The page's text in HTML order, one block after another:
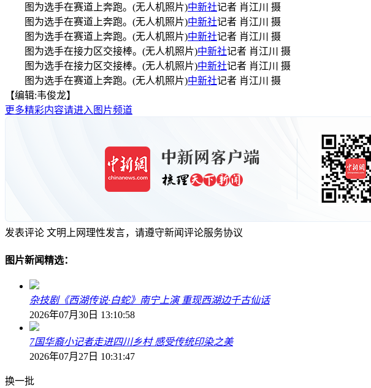
图为选手在赛道上奔跑。(无人机照片)中新社记者 肖江川 摄
图为选手在赛道上奔跑。(无人机照片)中新社记者 肖江川 摄
图为选手在赛道上奔跑。(无人机照片)中新社记者 肖江川 摄
图为选手在接力区交接棒。(无人机照片)中新社记者 肖江川 摄
图为选手在接力区交接棒。(无人机照片)中新社记者 肖江川 摄
图为选手在赛道上奔跑。(无人机照片)中新社记者 肖江川 摄
【编辑:韦俊龙】
更多精彩内容请进入图片频道
发表评论 文明上网理性发言，请遵守新闻评论服务协议
图片新闻精选：
杂技剧《西湖传说·白蛇》南宁上演 重现西湖边千古仙话
2026年07月30日 13:10:58
7国华裔小记者走进四川乡村 感受传统印染之美
2026年07月27日 10:31:47
换一批